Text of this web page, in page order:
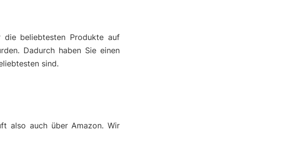
die beliebtesten Produkte auf
Dadurch haben Sie einen
sind.
also auch über Amazon. Wir